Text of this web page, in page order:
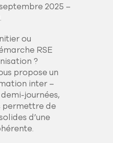
septembre 2025 –
ou
RSE
?
propose un
inter –
journées,
permettre de
d’une